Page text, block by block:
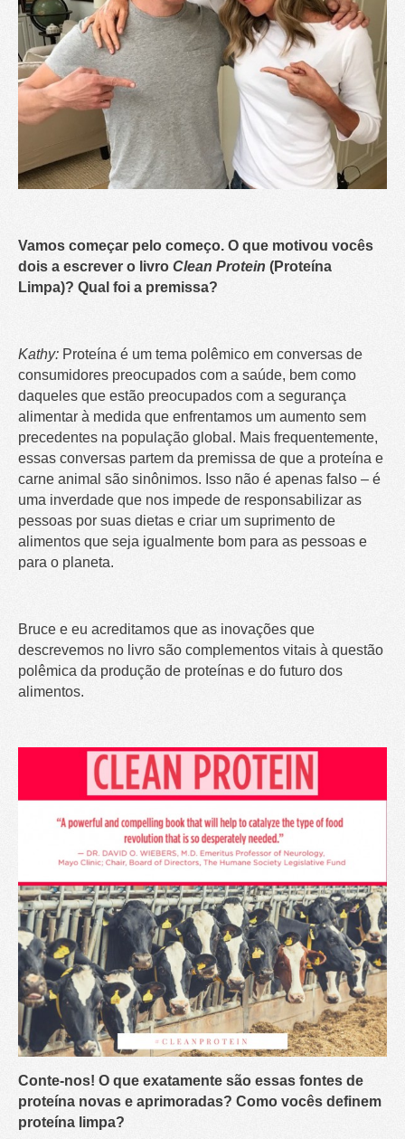
Vamos começar pelo começo. O que motivou vocês
dois a escrever o livro Clean Protein (Proteína
Limpa)? Qual foi a premissa?
Kathy: Proteína é um tema polêmico em conversas de
consumidores preocupados com a saúde, bem como
daqueles que estão preocupados com a segurança
alimentar à medida que enfrentamos um aumento sem
precedentes na população global. Mais frequentemente,
essas conversas partem da premissa de que a proteína e
carne animal são sinônimos. Isso não é apenas falso – é
uma inverdade que nos impede de responsabilizar as
pessoas por suas dietas e criar um suprimento de
alimentos que seja igualmente bom para as pessoas e
para o planeta.
Bruce e eu acreditamos que as inovações que
descrevemos no livro são complementos vitais à questão
polêmica da produção de proteínas e do futuro dos
alimentos.
Conte-nos! O que exatamente são essas fontes de
proteína novas e aprimoradas? Como vocês definem
proteína limpa?